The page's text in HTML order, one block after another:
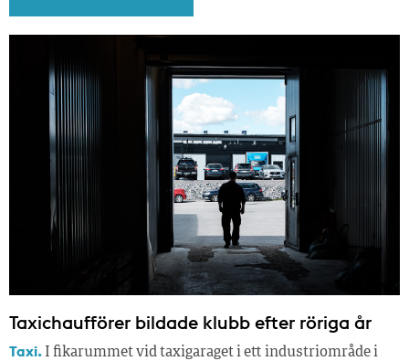
Taxichaufförer bildade klubb efter röriga år
Taxi. I fikarummet vid taxigaraget i ett industriområde i